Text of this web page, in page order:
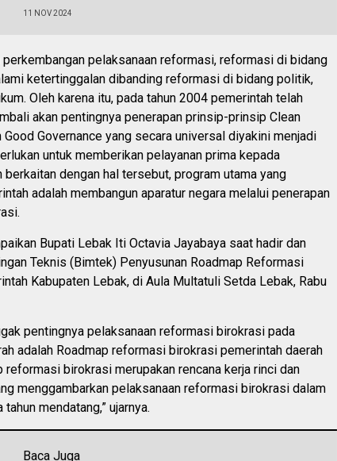
11 NOV 2024
perkembangan pelaksanaan reformasi, reformasi di bidang
ketertinggalan dibanding reformasi di bidang politik,
Oleh karena itu, pada tahun 2004 pemerintah telah
akan pentingnya penerapan prinsip-prinsip Clean
Good Governance yang secara universal diyakini menjadi
untuk memberikan pelayanan prima kepada
berkaitan dengan hal tersebut, program utama yang
adalah membangun aparatur negara melalui penerapan
Bupati Lebak Iti Octavia Jayabaya saat hadir dan
Teknis (Bimtek) Penyusunan Roadmap Reformasi
Kabupaten Lebak, di Aula Multatuli Setda Lebak, Rabu
pentingnya pelaksanaan reformasi birokrasi pada
adalah Roadmap reformasi birokrasi pemerintah daerah
reformasi birokrasi merupakan rencana kerja rinci dan
menggambarkan pelaksanaan reformasi birokrasi dalam
mendatang,” ujarnya.
Baca Juga